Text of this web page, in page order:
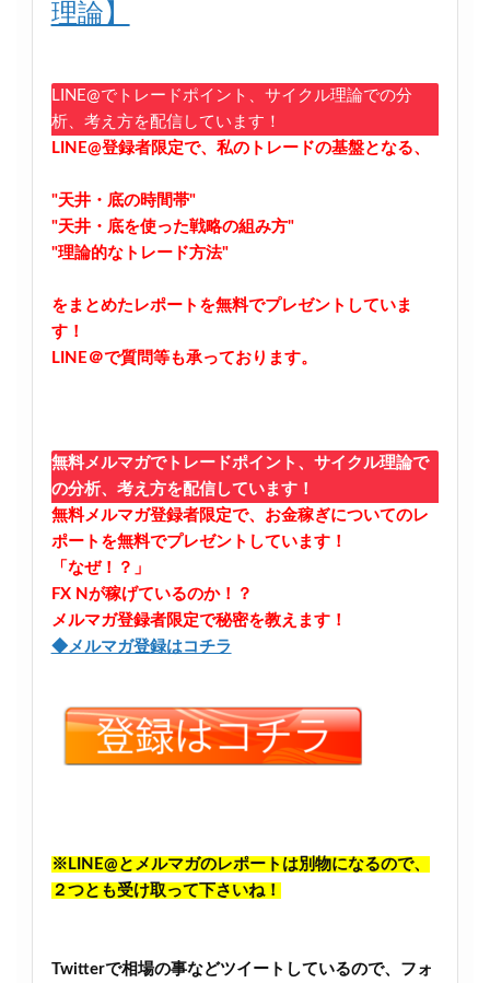
理論】
LINE@でトレードポイント、サイクル理論での分
析、考え方を配信しています！
LINE@登録者限定で、私のトレードの基盤となる、
"天井・底の時間帯"
"天井・底を使った戦略の組み方"
"理論的なトレード方法"
をまとめたレポートを無料でプレゼントしていま
す！
LINE＠で質問等も承っております。
無料メルマガでトレードポイント、サイクル理論で
の分析、考え方を配信しています！
無料メルマガ登録者限定で、お金稼ぎについてのレ
ポートを無料でプレゼントしています！
「なぜ！？」
FX Nが稼げているのか！？
メルマガ登録者限定で秘密を教えます！
◆メルマガ登録はコチラ
※LINE@とメルマガのレポートは別物になるので、
２つとも受け取って下さいね！
Twitterで相場の事などツイートしているので、フォ